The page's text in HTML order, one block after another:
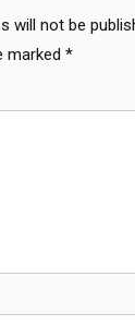
will not be
marked *